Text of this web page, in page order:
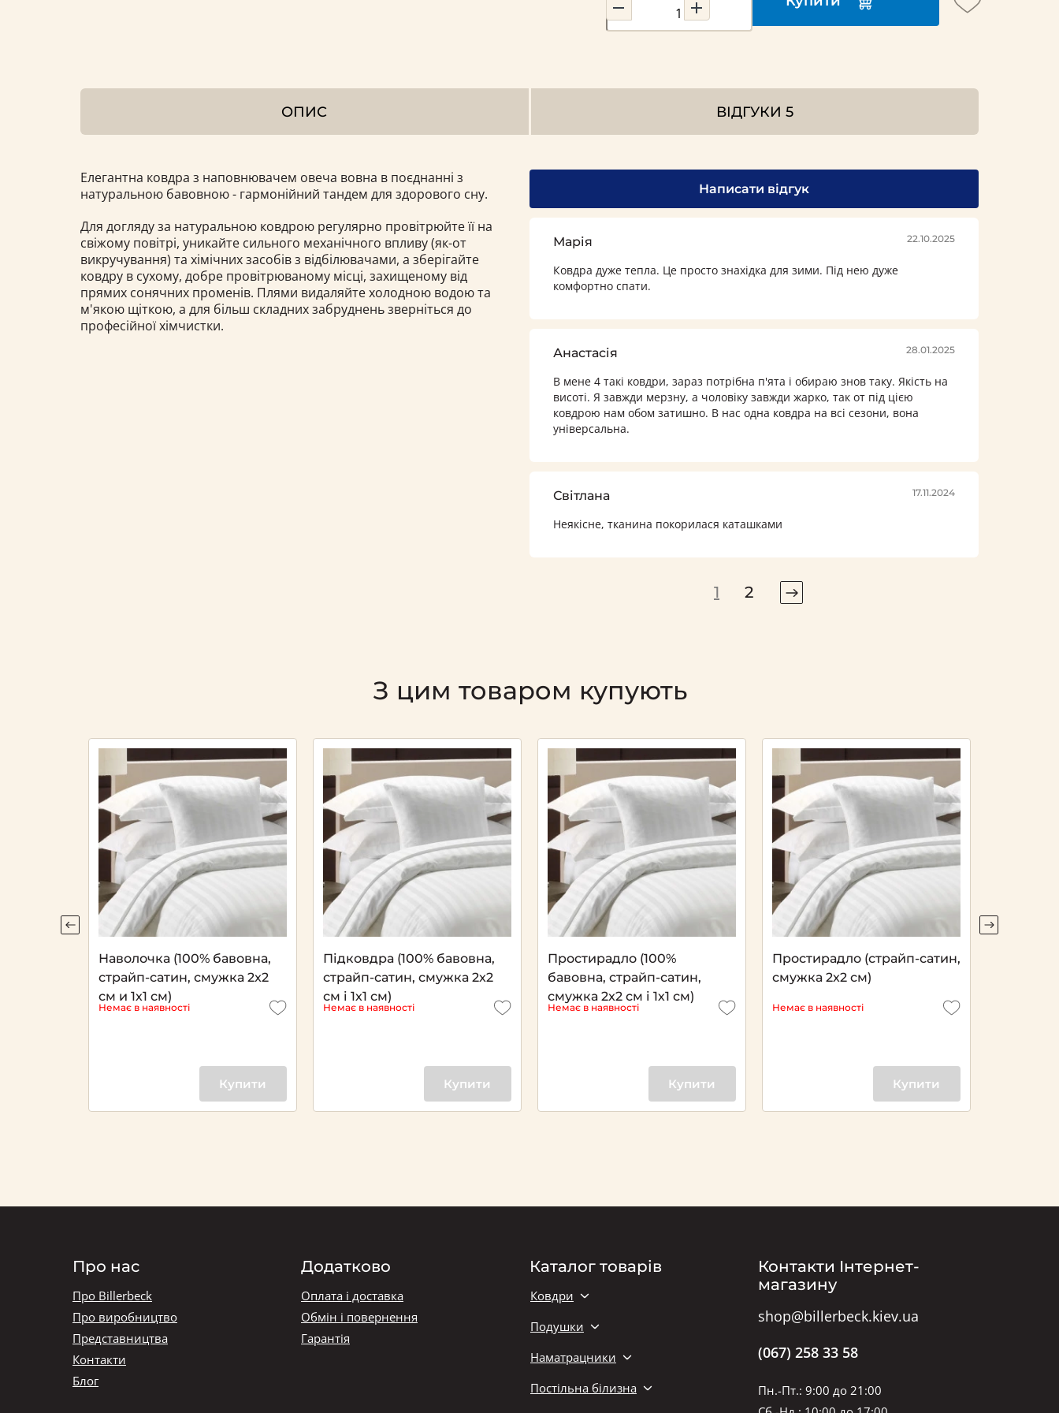
ОПИС ВІДГУКИ 5
Елегантна ковдра з наповнювачем овеча вовна в поєднанні з
натуральною бавовною - гармонійний тандем для здорового сну.
Для догляду за натуральною ковдрою регулярно провітрюйте її на
свіжому повітрі, уникайте сильного механічного впливу (як-от
викручування) та хімічних засобів з відбілювачами, а зберігайте
ковдру в сухому, добре провітрюваному місці, захищеному від
прямих сонячних променів. Плями видаляйте холодною водою та
м'якою щіткою, а для більш складних забруднень зверніться до
професійної хімчистки.
Написати відгук
Марія 22.10.2025
Ковдра дуже тепла. Це просто знахідка для зими. Під нею дуже
комфортно спати.
Анастасія 28.01.2025
В мене 4 такі ковдри, зараз потрібна п'ята і обираю знов таку. Якість на
висоті. Я завжди мерзну, а чоловіку завжди жарко, так от під цією
ковдрою нам обом затишно. В нас одна ковдра на всі сезони, вона
універсальна.
Світлана 17.11.2024
Неякісне, тканина покорилася каташками
1 2
З цим товаром купують
Наволочка (100% бавовна,
страйп-сатин, смужка 2x2
см и 1х1 см)
Немає в наявності
Купити
Підковдра (100% бавовна,
страйп-сатин, смужка 2x2
см і 1х1 см)
Немає в наявності
Купити
Простирадло (100%
бавовна, страйп-сатин,
смужка 2x2 см і 1х1 см)
Немає в наявності
Купити
Простирадло (страйп-сатин,
смужка 2x2 см)
Немає в наявності
Купити
Next
Каталог товарів
Ковдри
Подушки
Наматрацники
Постільна білизна
Про нас
Про Billerbeck
Про виробництво
Представництва
Контакти
Блог
Додатково
Оплата і доставка
Обмін і повернення
Гарантія
Контакти Інтернет-
магазину
shop@billerbeck.kiev.ua
(067) 258 33 58
Пн.-Пт.: 9:00 до 21:00